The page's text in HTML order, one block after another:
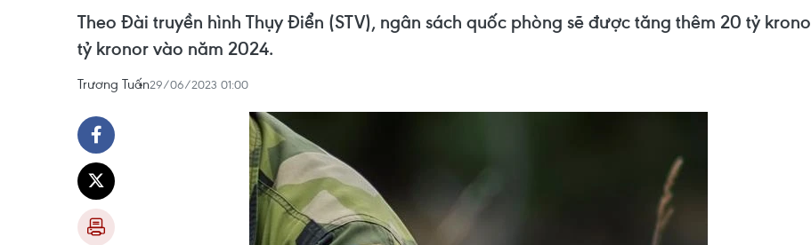
Theo Đài truyền hình Thụy Điển (STV), ngân sách quốc phòng sẽ được tăng thêm 20 tỷ
tỷ kronor vào năm 2024.
Trương Tuấn29/06/2023 01:00